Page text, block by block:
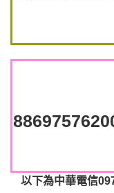
以下為中華電信